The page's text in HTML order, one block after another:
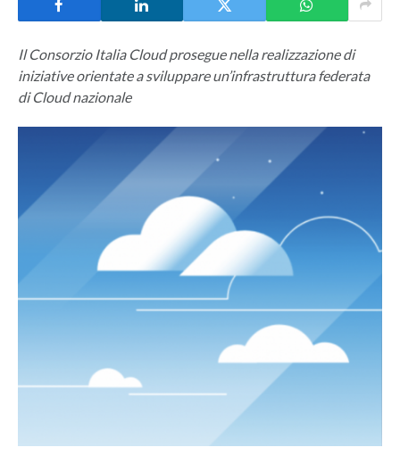
Il Consorzio Italia Cloud prosegue nella realizzazione di
iniziative orientate a sviluppare un’infrastruttura federata
di Cloud nazionale